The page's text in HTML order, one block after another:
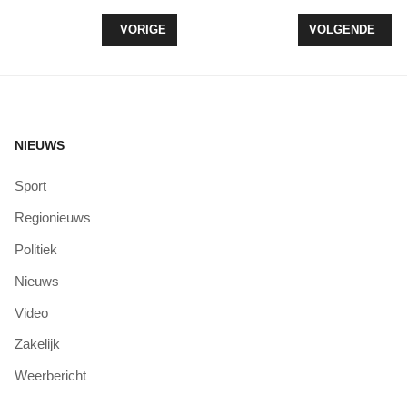
VORIG ARTIKEL: INFORMATEUR ROERIG
VORIGE VOLGENDE
VOLGENDE
NIEUWS
Sport
Regionieuws
Politiek
Nieuws
Video
Zakelijk
Weerbericht